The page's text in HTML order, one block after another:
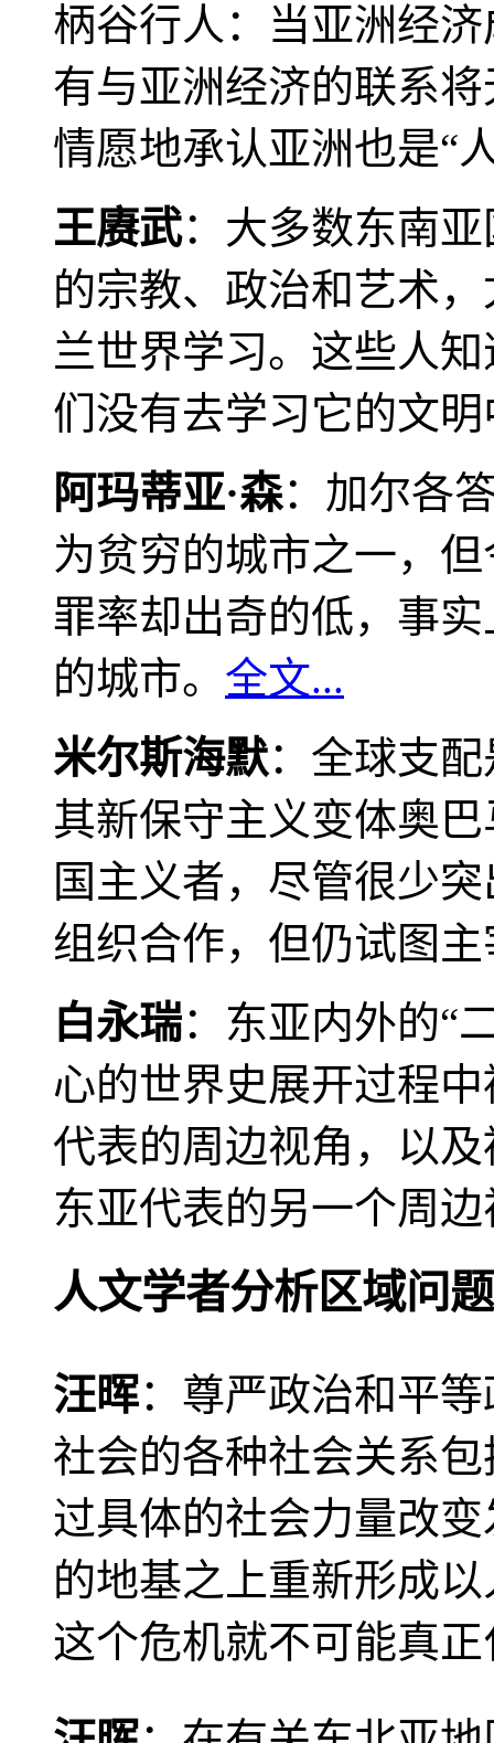
柄谷行人：当亚洲经
有与亚洲经济的联系
情愿地承认亚洲也是“
王赓武：大多数东南
的宗教、政治和艺术
兰世界学习。这些人
们没有去学习它的文
阿玛蒂亚·森：加尔各
为贫穷的城市之一，
罪率却出奇的低，事
的城市。 全文...
米尔斯海默：全球支
其新保守主义变体奥
国主义者，尽管很少
组织合作，但仍试图
白永瑞：东亚内外的“
心的世界史展开过程
代表的周边视角，以
东亚代表的另一个周
人文学者分析区域问题
汪晖：尊严政治和平
社会的各种社会关系
过具体的社会力量改
的地基之上重新形成
这个危机就不可能真